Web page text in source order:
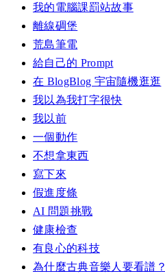
我的電腦課罰站故事
離線碉堡
荒島筆電
給自己的 Prompt
在 BlogBlog 宇宙隨機逛逛
我以為我打字很快
我以前
一個動作
不想拿東西
寫下來
假進度條
AI 問題挑戰
健康檢查
有良心的科技
為什麼古典音樂人要看譜？